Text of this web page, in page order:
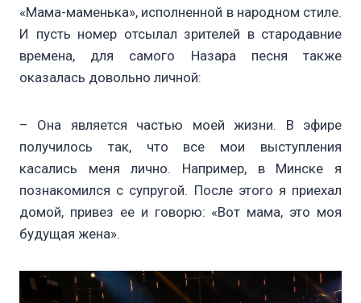
«Мама-маменька», исполненной в народном стиле.
И пусть номер отсылал зрителей в стародавние
времена, для самого Назара песня также
оказалась довольно личной:
– Она является частью моей жизни. В эфире
получилось так, что все мои выступления
касались меня лично. Например, в Минске я
познакомился с супругой. После этого я приехал
домой, привез ее и говорю: «Вот мама, это моя
будущая жена».